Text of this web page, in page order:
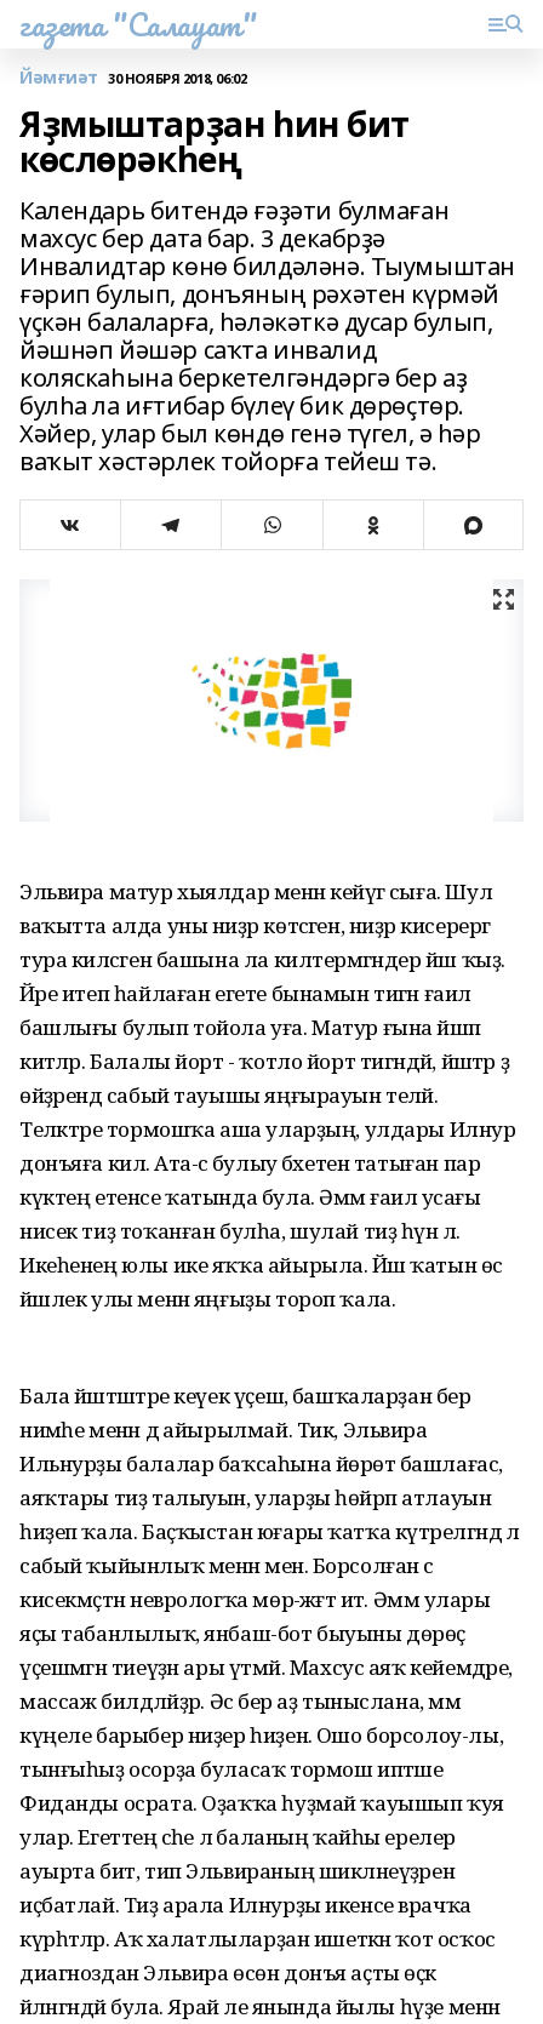
газета "Салауат"
Йәмғиәт 30 НОЯБРЯ 2018, 06:02
Яҙмыштарҙан һин бит
көслөрәкһең
Календарь битендә ғәҙәти булмаған
махсус бер дата бар. 3 декабрҙә
Инвалидтар көнө билдәләнә. Тыумыштан
ғәрип булып, донъяның рәхәтен күрмәй
үҫкән балаларға, һәләкәткә дусар булып,
йәшнәп йәшәр саҡта инвалид
коляскаһына беркетелгәндәргә бер аҙ
булһа ла иғтибар бүлеү бик дөрөҫтөр.
Хәйер, улар был көндө генә түгел, ә һәр
ваҡыт хәстәрлек тойорға тейеш тә.
Эльвира матур хыялдар менән кейәүгә сыға. Шул
ваҡытта алда уны ниҙәр көтәсәген, ниҙәр кисерергә
тура киләсәген башына ла килтермәгәндер йәш ҡыҙ.
Йәре итеп һайлаған егете бынамын тигән ғаилә
башлығы булып тойола уға. Матур ғына йәшәп
китәләр. Балалы йорт - ҡотло йорт тигәндәй, йәштәр ҙә
өйҙәрендә сабый тауышы яңғырауын теләй.
Теләктәре тормошҡа аша уларҙың, улдары Илнур
донъяға килә. Ата-әсә булыу бәхетен татыған пар
күктең етенсе ҡатында була. Әммә ғаилә усағы
нисек тиҙ тоҡанған булһа, шулай тиҙ һүнә лә.
Икеһенең юлы ике яҡҡа айырыла. Йәш ҡатын өс
йәшлек улы менән яңғыҙы тороп ҡала.
Бала йәштәштәре кеүек үҫешә, башҡаларҙан бер
нимәһе менән дә айырылмай. Тик, Эльвира
Ильнурҙы балалар баҡсаһына йөрөтә башлағас,
аяҡтары тиҙ талыуын, уларҙы һөйрәп атлауын
һиҙеп ҡала. Баҫҡыстан юғары ҡатҡа күтәрелгәндә лә
сабый ҡыйынлыҡ менән менә. Борсолған әсә
кисекмәҫтән неврологҡа мөрә-жәғәт итә. Әммә улары
яҫы табанлылыҡ, янбаш-бот быуыны дөрөҫ
үҫешмәгән тиеүҙән ары үтмәй. Махсус аяҡ кейемдәре,
массаж билдәләйҙәр. Әсә бер аҙ тыныслана, әммә
күңеле барыбер ниҙер һиҙенә. Ошо борсолоу-лы,
тынғыһыҙ осорҙа буласаҡ тормош иптәше
Фиданды осрата. Оҙаҡҡа һуҙмай ҡауышып ҡуя
улар. Егеттең әсәһе лә баланың ҡайһы ерелер
ауырта бит, тип Эльвираның шикләнеүҙәрен
иҫбатлай. Тиҙ арала Илнурҙы икенсе врачҡа
күрһәтәләр. Аҡ халатлыларҙан ишеткән ҡот осҡос
диагноздан Эльвира өсөн донъя аҫты өҫкә
әйләнгәндәй була. Ярай әле янында йылы һүҙе менән